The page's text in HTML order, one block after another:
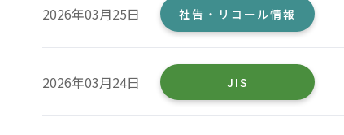
2026年03月25日 社告・リコール情報
2026年03月24日 JIS